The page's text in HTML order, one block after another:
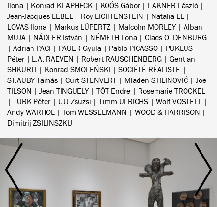
Ilona | Konrad KLAPHECK | KOÓS Gábor | LAKNER László |
Jean-Jacques LEBEL | Roy LICHTENSTEIN | Natalia LL |
LOVAS Ilona | Markus LÜPERTZ | Malcolm MORLEY | Alban
MUJA | NÁDLER István | NÉMETH Ilona | Claes OLDENBURG
| Adrian PACI | PAUER Gyula | Pablo PICASSO | PUKLUS
Péter | L.A. RAEVEN | Robert RAUSCHENBERG | Gentian
SHKURTI | Konrad SMOLEŃSKI | SOCIÉTÉ RÉALISTE |
ST.AUBY Tamás | Curt STENVERT | Mladen STILINOVIĆ | Joe
TILSON | Jean TINGUELY | TÓT Endre | Rosemarie TROCKEL
| TÜRK Péter | UJJ Zsuzsi | Timm ULRICHS | Wolf VOSTELL |
Andy WARHOL | Tom WESSELMANN | WOOD & HARRISON |
Dimitrij ZSILINSZKIJ